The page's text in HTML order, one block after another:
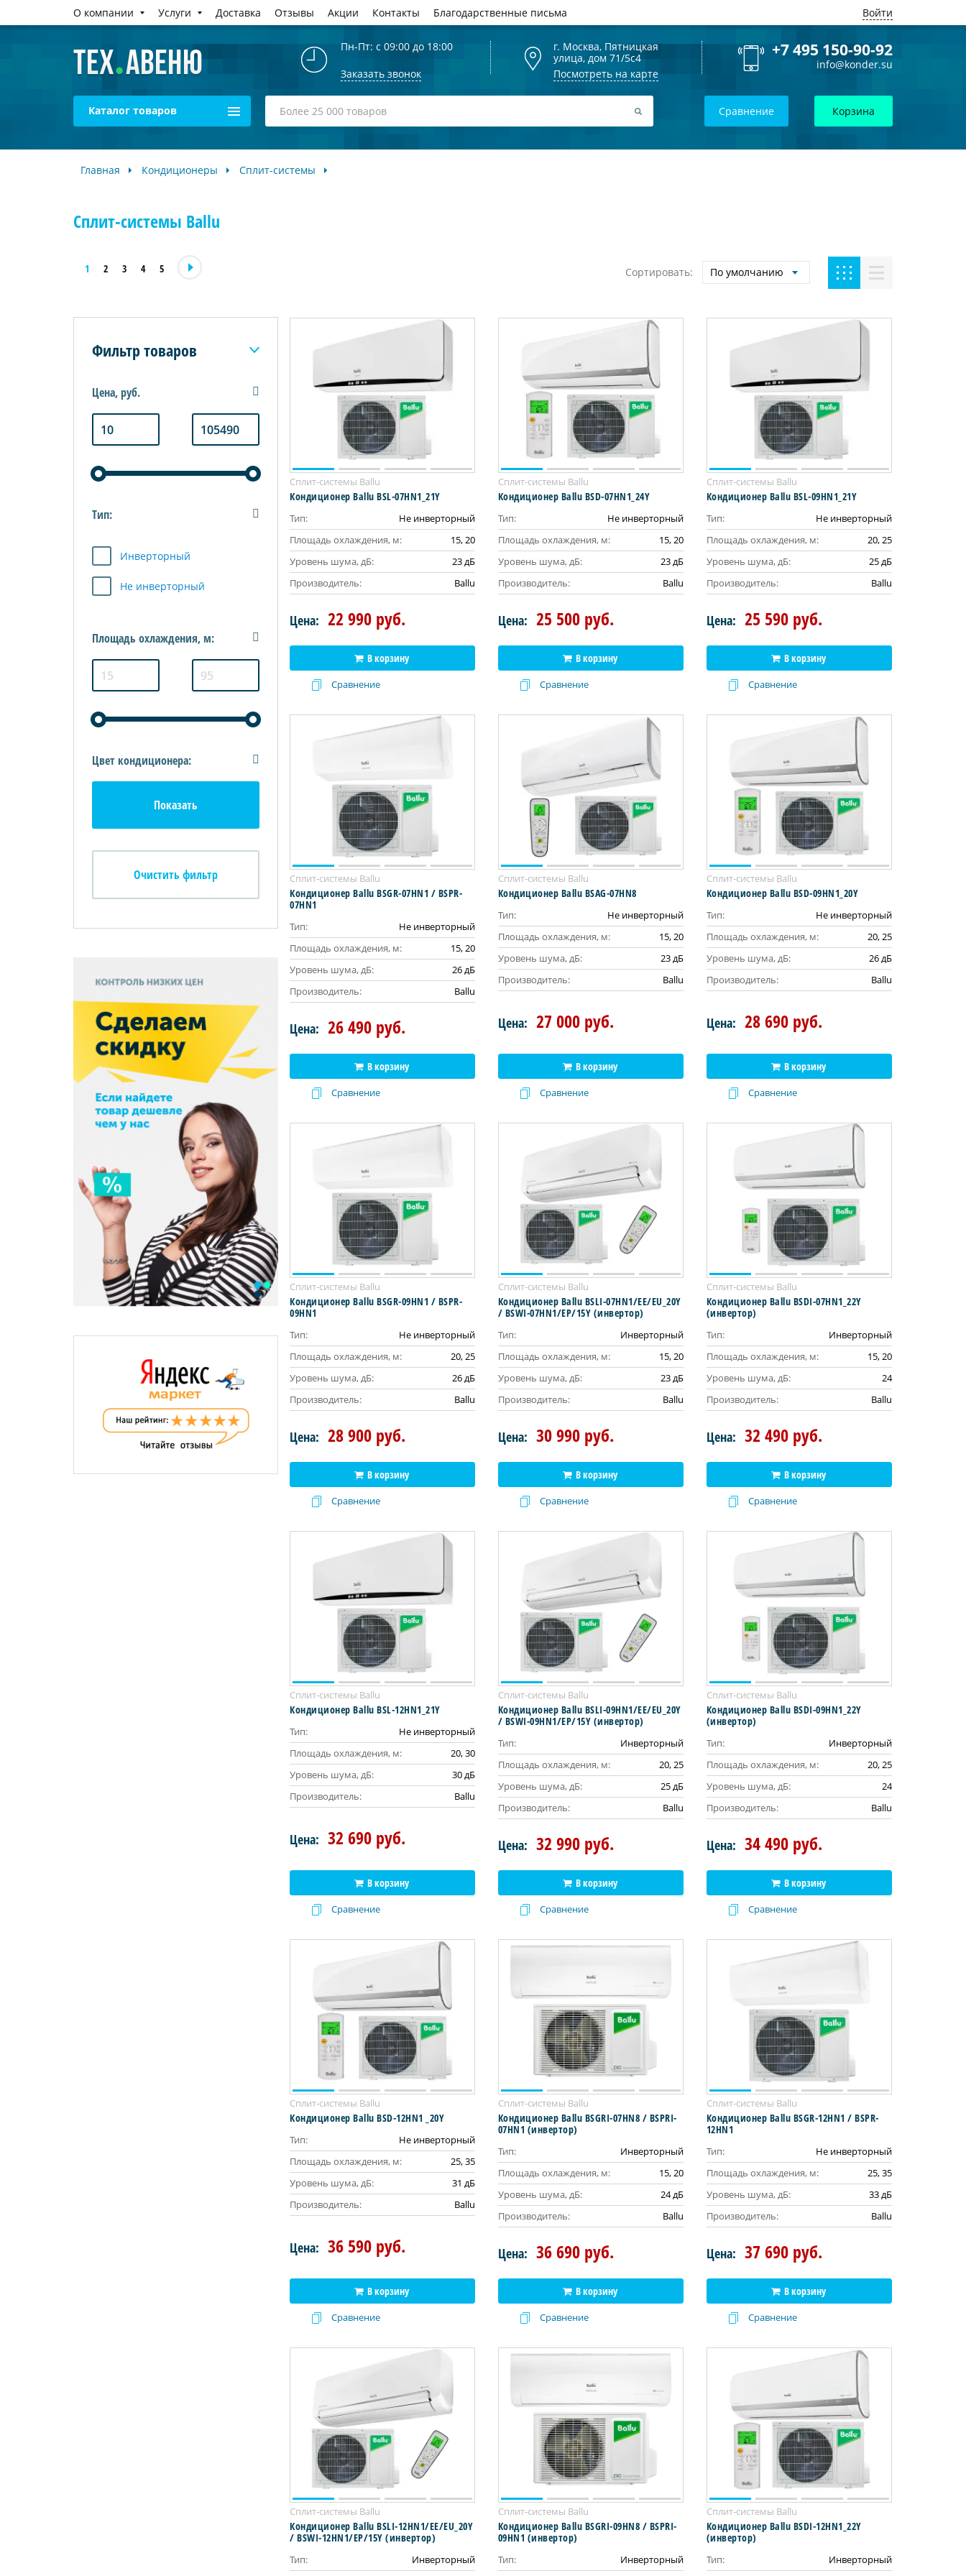
О компании Услуги Доставка Отзывы Акции Контакты Благодарственные письма Войти
Пн-Пт: с 09:00 до 18:00
Заказать звонок
г. Москва, Пятницкая
улица, дом 71/5с4
Посмотреть на карте
+7 495 150-90-92
info@konder.su
Каталог товаров Сравнение Корзина
Главная Кондиционеры Сплит-системы
Сплит-системы Ballu
1 2 3 4 5 Сортировать: По умолчанию
Фильтр товаров
Цена, руб.
Тип:
Инверторный
Не инверторный
Площадь охлаждения, м:
Цвет кондиционера:
Сплит-системы Ballu
Кондиционер Ballu BSL-07HN1_21Y
Тип:
Не инверторный
Площадь охлаждения, м:
15, 20
Уровень шума, дБ:
23 дБ
Производитель:
Ballu
Цена: 22 990 руб.
В корзину
Сравнение
Сплит-системы Ballu
Кондиционер Ballu BSD-07HN1_24Y
Тип:
Не инверторный
Площадь охлаждения, м:
15, 20
Уровень шума, дБ:
23 дБ
Производитель:
Ballu
Цена: 25 500 руб.
В корзину
Сравнение
Сплит-системы Ballu
Кондиционер Ballu BSL-09HN1_21Y
Тип:
Не инверторный
Площадь охлаждения, м:
20, 25
Уровень шума, дБ:
25 дБ
Производитель:
Ballu
Цена: 25 590 руб.
В корзину
Сравнение
Сплит-системы Ballu
Кондиционер Ballu BSGR-07HN1 / BSPR-
07HN1
Тип:
Не инверторный
Площадь охлаждения, м:
15, 20
Уровень шума, дБ:
26 дБ
Производитель:
Ballu
Цена: 26 490 руб.
В корзину
Сравнение
Сплит-системы Ballu
Кондиционер Ballu BSAG-07HN8
Тип:
Не инверторный
Площадь охлаждения, м:
15, 20
Уровень шума, дБ:
23 дБ
Производитель:
Ballu
Цена: 27 000 руб.
В корзину
Сравнение
Сплит-системы Ballu
Кондиционер Ballu BSD-09HN1_20Y
Тип:
Не инверторный
Площадь охлаждения, м:
20, 25
Уровень шума, дБ:
26 дБ
Производитель:
Ballu
Цена: 28 690 руб.
В корзину
Сравнение
Сплит-системы Ballu
Кондиционер Ballu BSGR-09HN1 / BSPR-
09HN1
Тип:
Не инверторный
Площадь охлаждения, м:
20, 25
Уровень шума, дБ:
26 дБ
Производитель:
Ballu
Цена: 28 900 руб.
В корзину
Сравнение
Сплит-системы Ballu
Кондиционер Ballu BSLI-07HN1/EE/EU_20Y
/ BSWI-07HN1/EP/15Y (инвертор)
Тип:
Инверторный
Площадь охлаждения, м:
15, 20
Уровень шума, дБ:
23 дБ
Производитель:
Ballu
Цена: 30 990 руб.
В корзину
Сравнение
Сплит-системы Ballu
Кондиционер Ballu BSDI-07HN1_22Y
(инвертор)
Тип:
Инверторный
Площадь охлаждения, м:
15, 20
Уровень шума, дБ:
24
Производитель:
Ballu
Цена: 32 490 руб.
В корзину
Сравнение
Сплит-системы Ballu
Кондиционер Ballu BSL-12HN1_21Y
Тип:
Не инверторный
Площадь охлаждения, м:
20, 30
Уровень шума, дБ:
30 дБ
Производитель:
Ballu
Цена: 32 690 руб.
В корзину
Сравнение
Сплит-системы Ballu
Кондиционер Ballu BSLI-09HN1/EE/EU_20Y
/ BSWI-09HN1/EP/15Y (инвертор)
Тип:
Инверторный
Площадь охлаждения, м:
20, 25
Уровень шума, дБ:
25 дБ
Производитель:
Ballu
Цена: 32 990 руб.
В корзину
Сравнение
Сплит-системы Ballu
Кондиционер Ballu BSDI-09HN1_22Y
(инвертор)
Тип:
Инверторный
Площадь охлаждения, м:
20, 25
Уровень шума, дБ:
24
Производитель:
Ballu
Цена: 34 490 руб.
В корзину
Сравнение
Сплит-системы Ballu
Кондиционер Ballu BSD-12HN1 _20Y
Тип:
Не инверторный
Площадь охлаждения, м:
25, 35
Уровень шума, дБ:
31 дБ
Производитель:
Ballu
Цена: 36 590 руб.
В корзину
Сравнение
Сплит-системы Ballu
Кондиционер Ballu BSGRI-07HN8 / BSPRI-
07HN1 (инвертор)
Тип:
Инверторный
Площадь охлаждения, м:
15, 20
Уровень шума, дБ:
24 дБ
Производитель:
Ballu
Цена: 36 690 руб.
В корзину
Сравнение
Сплит-системы Ballu
Кондиционер Ballu BSGR-12HN1 / BSPR-
12HN1
Тип:
Не инверторный
Площадь охлаждения, м:
25, 35
Уровень шума, дБ:
33 дБ
Производитель:
Ballu
Цена: 37 690 руб.
В корзину
Сравнение
Сплит-системы Ballu
Кондиционер Ballu BSLI-12HN1/EE/EU_20Y
/ BSWI-12HN1/EP/15Y (инвертор)
Тип:
Инверторный
Сплит-системы Ballu
Кондиционер Ballu BSGRI-09HN8 / BSPRI-
09HN1 (инвертор)
Тип:
Инверторный
Сплит-системы Ballu
Кондиционер Ballu BSDI-12HN1_22Y
(инвертор)
Тип:
Инверторный